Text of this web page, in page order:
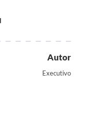
Autor
Executivo